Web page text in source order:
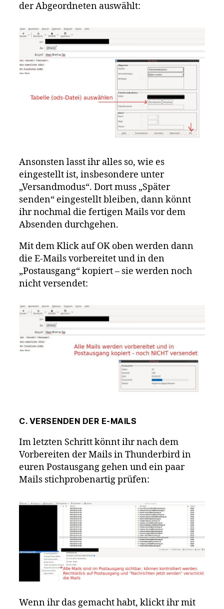
der Abgeordneten auswählt:
Ansonsten lasst ihr alles so, wie es
eingestellt ist, insbesondere unter
„Versandmodus“. Dort muss „Später
senden“ eingestellt bleiben, dann könnt
ihr nochmal die fertigen Mails vor dem
Absenden durchgehen.
Mit dem Klick auf OK oben werden dann
die E-Mails vorbereitet und in den
„Postausgang“ kopiert – sie werden noch
nicht versendet:
C. VERSENDEN DER E-MAILS
Im letzten Schritt könnt ihr nach dem
Vorbereiten der Mails in Thunderbird in
euren Postausgang gehen und ein paar
Mails stichprobenartig prüfen:
Wenn ihr das gemacht habt, klickt ihr mit